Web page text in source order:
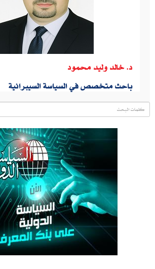
د. خالد وليد محمود
باحث متخصص في السياسة السيبرانية